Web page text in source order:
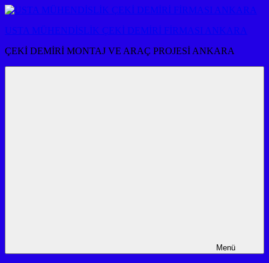
İçeriğe
USTA MÜHENDİSLİK ÇEKİ DEMİRİ FİRMASI ANKARA
ÇEKİ DEMİRİ MONTAJ VE ARAÇ PROJESİ ANKARA
Menü